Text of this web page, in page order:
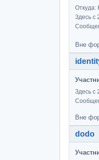
Откуда:
Здесь с
Вне
Здесь с
Вне
dodo